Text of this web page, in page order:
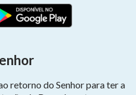
retorno do Senhor para ter a